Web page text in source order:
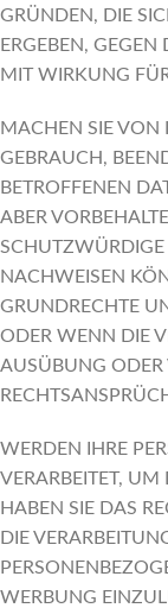
GRÜNDEN, DIE
ERGEBEN, GEGEN
MIT WIRKUNG
MACHEN SIE VON
GEBRAUCH,
BETROFFENEN
ABER
SCHUTZWÜRDIGE
NACHWEISEN
GRUNDRECHTE
ODER WENN DIE
AUSÜBUNG ODER
WERDEN IHRE
VERARBEITET, UM
HABEN SIE DAS
DIE
WERBUNG